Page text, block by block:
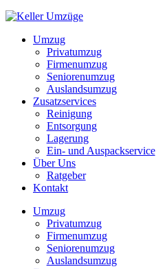
Umzug
Privatumzug
Firmenumzug
Seniorenumzug
Auslandsumzug
Zusatzservices
Reinigung
Entsorgung
Lagerung
Ein- und Auspackservice
Über Uns
Ratgeber
Kontakt
Umzug
Privatumzug
Firmenumzug
Seniorenumzug
Auslandsumzug